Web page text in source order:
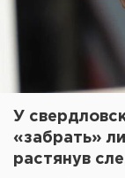
У
«забрать»
растянув